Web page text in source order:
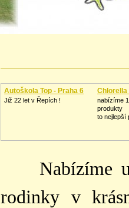
Autoškola Top - Praha 6
Již 22 let v Řepích !
nabízíme
produkty
to nejlepší
Nabízíme
rodinky v